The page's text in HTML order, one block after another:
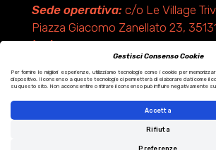
Gestisci Consenso Cookie
Per fornire le migliori esperienze, utilizziamo tecnologie come i cookie per
dispositivo. Il consenso a queste tecnologie ci permetterà di elaborare dati come il
su questo sito. Non acconsentire o ritirare il consenso può influire negativamente
Accetta
Rifiuta
Preferenze
Sede operativa:c/o Le Village
Piazza Giacomo Zanellato 23,
(PD)
Design by KF ADV
Development by Italix.net